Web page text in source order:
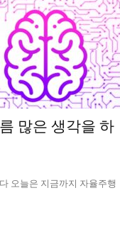
많은 생각을 하
오늘은 지금까지 자율주행